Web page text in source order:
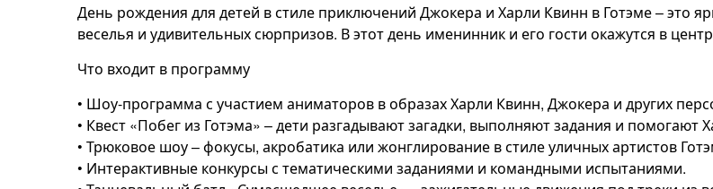
День рождения для детей в стиле приключений Джокера и Харли Квинн в Готэме – это
веселья и удивительных сюрпризов. В этот день именинник и его гости окажутся в
Что входит в программу
• Шоу-программа с участием аниматоров в образах Харли Квинн, Джокера и других
• Квест «Побег из Готэма» – дети разгадывают загадки, выполняют задания и помогают
• Трюковое шоу – фокусы, акробатика или жонглирование в стиле уличных артистов
• Интерактивные конкурсы с тематическими заданиями и командными испытаниями.